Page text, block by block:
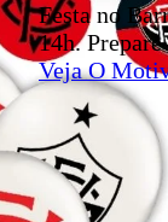
Festa no
14h.
Veja O